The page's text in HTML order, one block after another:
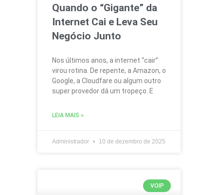
Quando o “Gigante” da
Internet Cai e Leva Seu
Negócio Junto
Nos últimos anos, a internet “cair”
virou rotina. De repente, a Amazon, o
Google, a Cloudfare ou algum outro
super provedor dá um tropeço. E
LEIA MAIS »
Administrador 10 de dezembro de 2025
VOIP